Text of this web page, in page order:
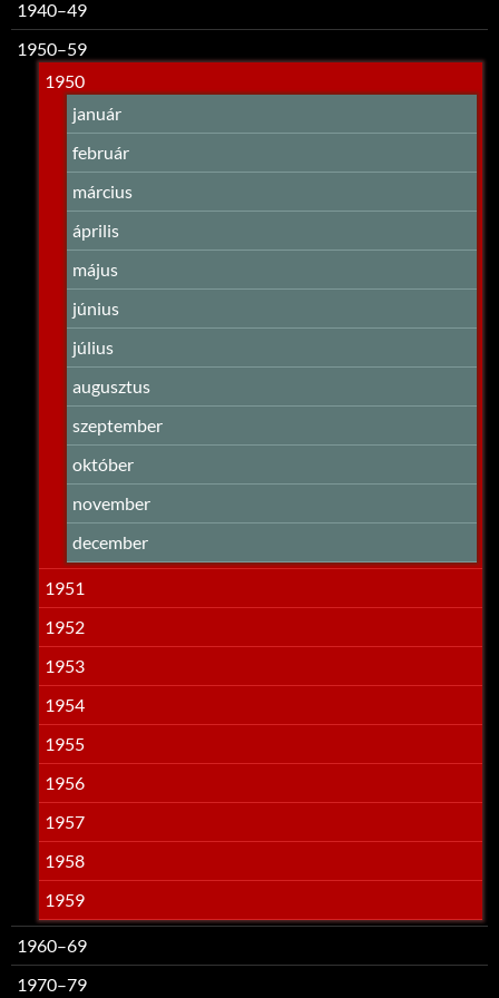
1940–49
1950–59
1950
január
február
március
április
május
június
július
augusztus
szeptember
október
november
december
1951
1952
1953
1954
1955
1956
1957
1958
1959
1960–69
1970–79